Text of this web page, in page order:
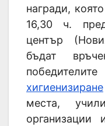
награди,
16,30 ч.
център
бъдат
хигиенизиране
места,